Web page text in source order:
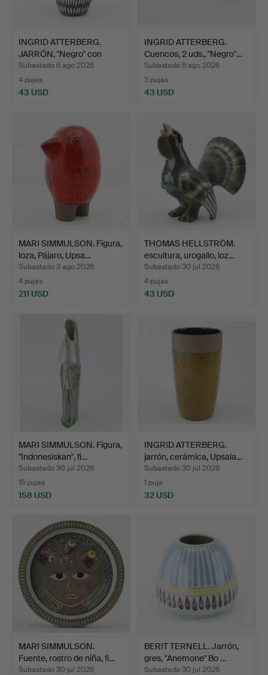
INGRID ATTERBERG.
JARRÓN, "Negro" con
mono…
Subastado 6 ago 2026
4 pujas
43 USD
INGRID ATTERBERG.
Cuencos, 2 uds., "Negro"…
Subastado 6 ago 2026
3 pujas
43 USD
MARI SIMMULSON. Figura,
loza, Pájaro, Upsa…
Subastado 3 ago 2026
4 pujas
211 USD
THOMAS HELLSTRÖM.
escultura, urogallo, loz…
Subastado 30 jul 2026
4 pujas
43 USD
MARI SIMMULSON. Figura,
"Indonesiskan", fi…
Subastado 30 jul 2026
15 pujas
158 USD
INGRID ATTERBERG.
jarrón, cerámica, Upsala…
Subastado 30 jul 2026
1 puja
32 USD
MARI SIMMULSON.
Fuente, rostro de niña, fi…
Subastado 30 jul 2026
BERIT TERNELL. Jarrón,
gres, "Anemone" Bo …
Subastado 30 jul 2026